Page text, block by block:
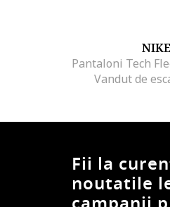
NIKE
Vandut de
Fii la
noutatile